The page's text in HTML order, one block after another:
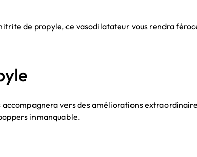
de propyle, ce vasodilatateur vous rendra
vers des améliorations
inmanquable.